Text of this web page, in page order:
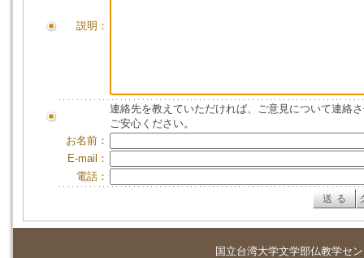
説明：
連絡先を教えていただければ、ご意見について連絡
ご安心ください。
お名前：
E-mail：
電話：
国立台湾大学文学部仏教学セ